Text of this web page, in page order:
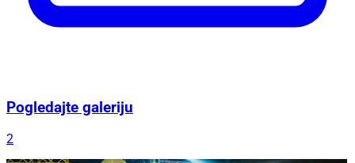
Pogledajte galeriju
2